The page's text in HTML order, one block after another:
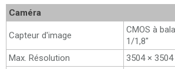
Caméra
Capteur d'image
CMOS à
1/1,8"
Max. Résolution
3504 × 3504